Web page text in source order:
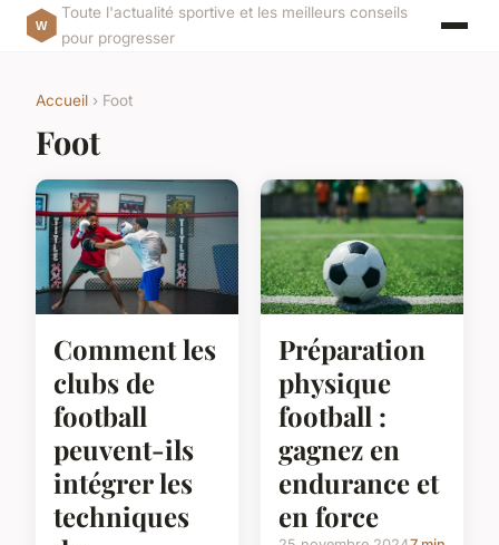
Toute l'actualité sportive et les meilleurs conseils
pour progresser
Accueil › Foot
Foot
Comment les
clubs de
football
peuvent-ils
intégrer les
techniques
Préparation
physique
football :
gagnez en
endurance et
en force